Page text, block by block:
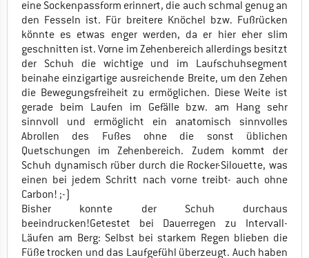
eine Sockenpassform erinnert, die auch schmal genug an
den Fesseln ist. Für breitere Knöchel bzw. Fußrücken
könnte es etwas enger werden, da er hier eher slim
geschnitten ist. Vorne im Zehenbereich allerdings besitzt
der Schuh die wichtige und im Laufschuhsegment
beinahe einzigartige ausreichende Breite, um den Zehen
die Bewegungsfreiheit zu ermöglichen. Diese Weite ist
gerade beim Laufen im Gefälle bzw. am Hang sehr
sinnvoll und ermöglicht ein anatomisch sinnvolles
Abrollen des Fußes ohne die sonst üblichen
Quetschungen im Zehenbereich. Zudem kommt der
Schuh dynamisch rüber durch die Rocker-Silouette, was
einen bei jedem Schritt nach vorne treibt- auch ohne
Carbon! ;-)
Bisher konnte der Schuh durchaus
beeindrucken!Getestet bei Dauerregen zu Intervall-
Läufen am Berg: Selbst bei starkem Regen blieben die
Füße trocken und das Laufgefühl überzeugt. Auch haben